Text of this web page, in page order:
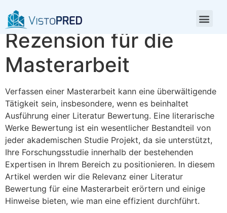
Literarische Werke
Rezension für die
Masterarbeit
Verfassen einer Masterarbeit kann eine überwältigende
Tätigkeit sein, insbesondere, wenn es beinhaltet
Ausführung einer Literatur Bewertung. Eine literarische
Werke Bewertung ist ein wesentlicher Bestandteil von
jeder akademischen Studie Projekt, da sie unterstützt,
Ihre Forschungsstudie innerhalb der bestehenden
Expertisen in Ihrem Bereich zu positionieren. In diesem
Artikel werden wir die Relevanz einer Literatur
Bewertung für eine Masterarbeit erörtern und einige
Hinweise bieten, wie man eine effizient durchführt.